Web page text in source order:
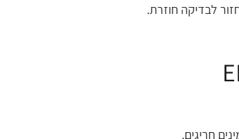
לבדיקה חוזרת.
חריגים.